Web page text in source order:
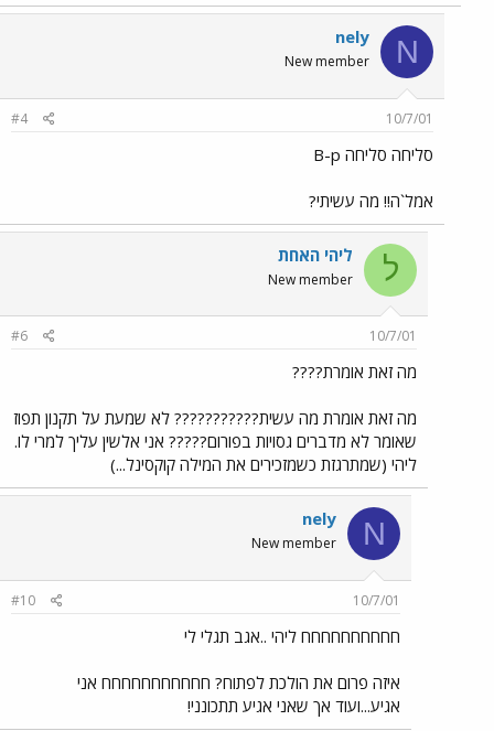
N
nely
New member
10/7/01
#4
סליחה סליחה B-p
אמל`ה!! מה עשיתי?
ל ליהי האחת
New member
10/7/01
#6
מה זאת אומרת????
מה זאת אומרת מה עשית??????????? לא שמעת על תקנון תפוז
שאומר לא מדברים גסויות בפורום????? אני אלשין עליך למרי לו.
ליהי (שמתרגזת כשמזכירים את המילה קוקסינל...)
N
nely
New member
10/7/01
#10
חחחחחחחחחח ליהי ..אגב תגלי לי
איזה פרום את הולכת לפתוח? חחחחחחחחחחח אני
אגיע...ועוד אך שאני אגיע תתכונני!